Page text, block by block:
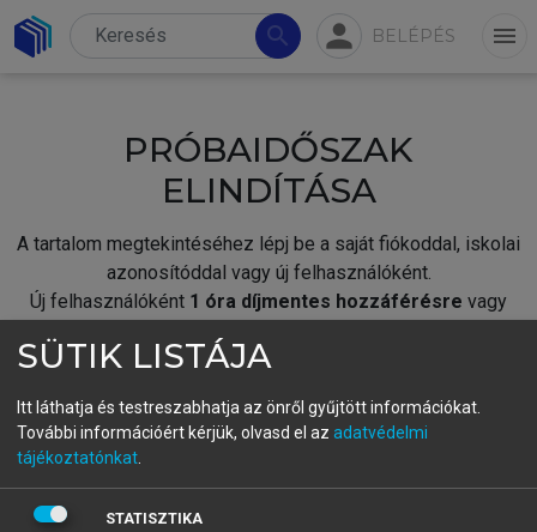
search person BELÉPÉS menu
PRÓBAIDŐSZAK
ELINDÍTÁSA
A tartalom megtekintéséhez lépj be a saját fiókoddal, iskolai
azonosítóddal vagy új felhasználóként.
Új felhasználóként 1 óra díjmentes hozzáférésre vagy
fiókoddal,vagy hozz létre új fiókot.
A regisztráció után apróbaidőszakautomatikusan
BELÉPÉS SAJÁT FIÓKKAL
SÜTIK LISTÁJA
Itt láthatja és testreszabhatja az önről gyűjtött információkat.
További információért kérjük, olvasd el az adatvédelmi
tájékoztatónkat
STATISZTIKA